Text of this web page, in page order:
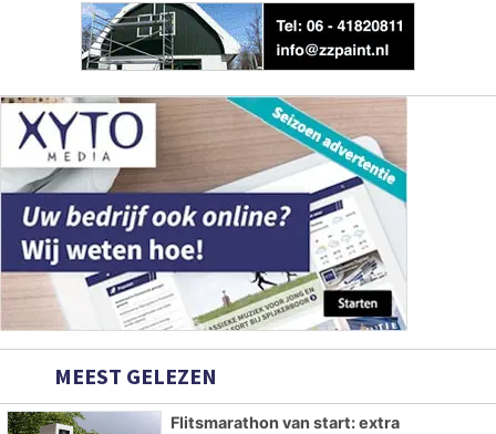
MEEST GELEZEN
Flitsmarathon van start: extra